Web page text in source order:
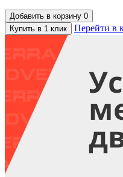
Добавить в корзину 0
Купить в 1 клик
Перейти в